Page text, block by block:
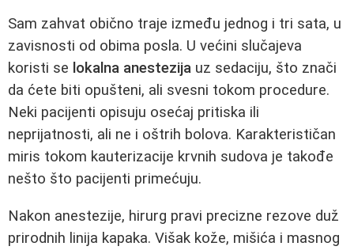
Sam zahvat obično traje između jednog i tri sata, u
zavisnosti od obima posla. U većini slučajeva
koristi se lokalna anestezija uz sedaciju, što znači
da ćete biti opušteni, ali svesni tokom procedure.
Neki pacijenti opisuju osećaj pritiska ili
neprijatnosti, ali ne i oštrih bolova. Karakterističan
miris tokom kauterizacije krvnih sudova je takođe
nešto što pacijenti primećuju.
Nakon anestezije, hirurg pravi precizne rezove duž
prirodnih linija kapaka. Višak kože, mišića i masnog